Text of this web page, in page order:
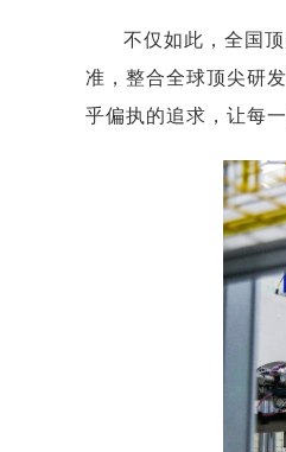
不仅如此，全国
准，整合全球顶尖研
乎偏执的追求，让每